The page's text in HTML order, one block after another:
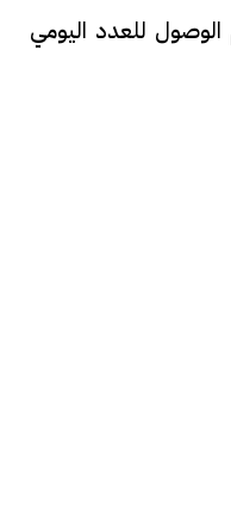
يتم الوصول للعدد اليومي